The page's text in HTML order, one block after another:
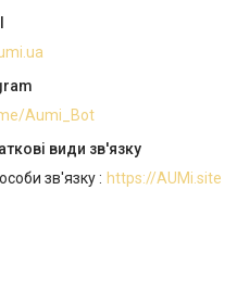
Aumi_Bot
зв'язку https://AUMi.site